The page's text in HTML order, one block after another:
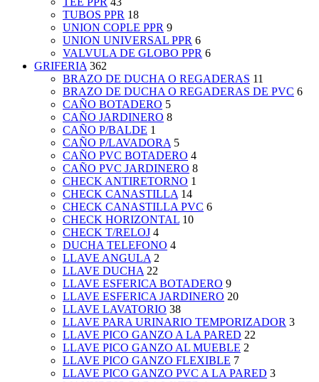
TUBOS PPR 18
UNION COPLE PPR 9
UNION UNIVERSAL PPR 6
VALVULA DE GLOBO PPR 6
GRIFERIA 362
BRAZO DE DUCHA O REGADERAS 11
BRAZO DE DUCHA O REGADERAS DE PVC 6
CAÑO BOTADERO 5
CAÑO JARDINERO 8
CAÑO P/BALDE 1
CAÑO P/LAVADORA 5
CAÑO PVC BOTADERO 4
CAÑO PVC JARDINERO 8
CHECK ANTIRETORNO 1
CHECK CANASTILLA 14
CHECK CANASTILLA PVC 6
CHECK HORIZONTAL 10
CHECK T/RELOJ 4
DUCHA TELEFONO 4
LLAVE ANGULA 2
LLAVE DUCHA 22
LLAVE ESFERICA BOTADERO 9
LLAVE ESFERICA JARDINERO 20
LLAVE LAVATORIO 38
LLAVE PARA URINARIO TEMPORIZADOR 3
LLAVE PICO GANZO A LA PARED 22
LLAVE PICO GANZO AL MUEBLE 2
LLAVE PICO GANZO FLEXIBLE 7
LLAVE PICO GANZO PVC A LA PARED 3